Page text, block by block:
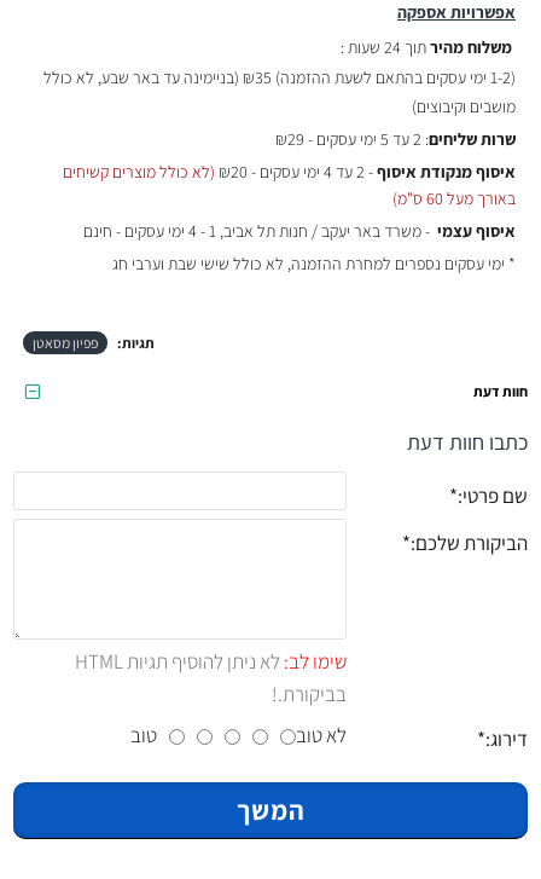
אפשרויות אספקה
משלוח מהירתוך 24 שעות :
(1-2 ימי עסקים בהתאם לשעת ההזמנה)
₪35 (בניימינה עד באר שבע, לא כולל
מושבים וקיבוצים)
שרות שליחים: 2 עד 5 ימי עסקים - ₪29
איסוף מנקודת איסוף- 2 עד 4 ימי עסקים - ₪20
(לא כולל מוצרים קשיחים
באורך מעל 60 ס"מ)
איסוף עצמי - משרד באר יעקב / חנות תל אביב, 1 - 4 ימי עסקים - חינם
* ימי עסקים נספרים למחרת ההזמנה, לא כולל שישי שבת וערבי חג
תגיות: פפיון מסאטן
חוות דעת
כתבו חוות דעת
שם פרטי:
הביקורת שלכם:
שימו לב:
לא ניתן להוסיף תגיות HTML
בביקורת.!
דירוג:
לא טוב טוב
המשך